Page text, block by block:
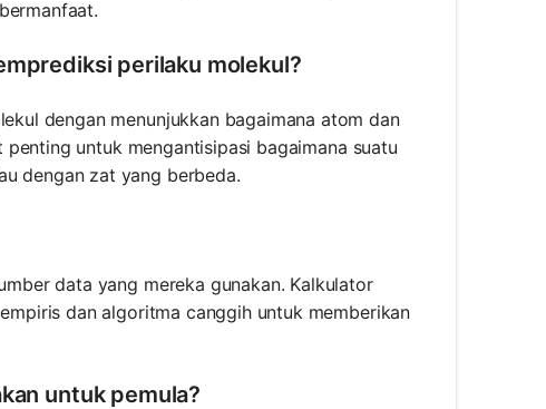
perilaku molekul?
dengan menunjukkan bagaimana atom dan
untuk mengantisipasi bagaimana suatu
dengan zat yang berbeda.
data yang mereka gunakan. Kalkulator
dan algoritma canggih untuk memberikan
untuk pemula?